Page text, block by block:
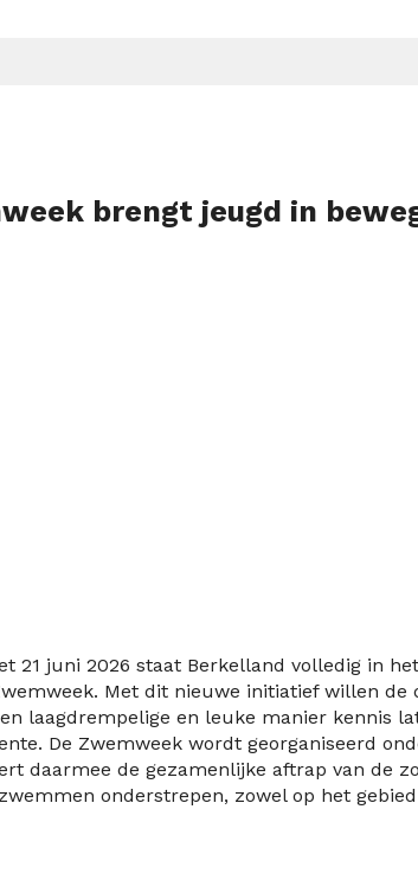
brengt jeugd in
21 juni 2026 staat Berkelland volledig in
Met dit nieuwe initiatief willen de
laagdrempelige en leuke manier kennis
De Zwemweek wordt georganiseerd
daarmee de gezamenlijke aftrap van de
onderstrepen, zowel op het